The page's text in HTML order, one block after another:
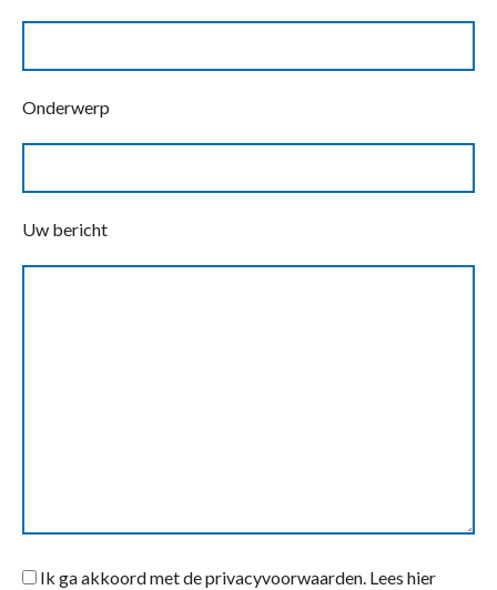
Onderwerp
Uw bericht
Ik ga akkoord met de privacyvoorwaarden. Lees hier